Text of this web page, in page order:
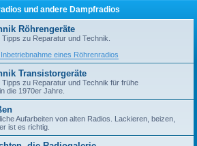
und andere Dampfradios
Röhrengeräte
zu Reparatur und Technik.
eines Röhrenradios
Transistorgeräte
zu Reparatur und Technik für frühe
die 1970er Jahre.
Aufarbeiten von alten Radios. Lackieren, beizen,
ist es richtig.